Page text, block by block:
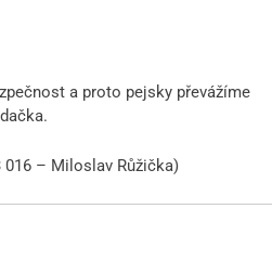
a proto pejsky převážíme
– Miloslav Růžička)